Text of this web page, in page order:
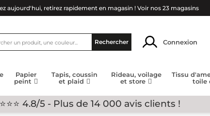
aujourd'hui, retirez rapidement en magasin ! Voir nos 23 magasins
Rechercher Connexion
Papier
peint
Tapis, coussin
et plaid
Rideau, voilage
et store
Tissu
toile
4.8/5 - Plus de 14 000 avis clients !